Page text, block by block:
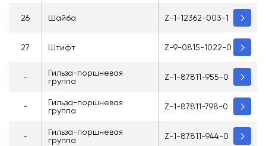
26 Шайба Z-1-12362-003-1
27 Штифт Z-9-0815-1022-0
-
Гильза-поршневая
группа
Z-1-87811-955-0
-
Гильза-поршневая
группа
Z-1-87811-798-0
-
Гильза-поршневая
группа
Z-1-87811-944-0